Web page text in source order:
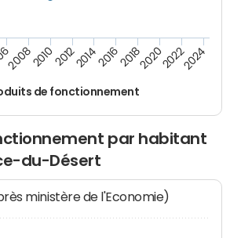
de fonctionnement
200820102012201420162018202020222024
par habitant
du-Désert
ministère de l'Economie)